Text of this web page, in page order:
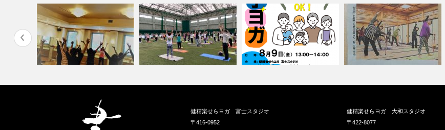
健精楽せらヨガ 富士スタジオ
〒416-0952
健精楽せらヨガ 大和スタジオ
〒422-8077